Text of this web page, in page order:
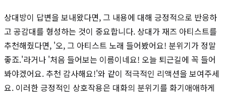
상대방이 답변을 보내왔다면, 그 내용에 대해 긍정적으로 반응하
고 공감대를 형성하는 것이 중요합니다. 상대가 재즈 아티스트를
추천해줬다면, '오, 그 아티스트 노래 들어봤어요! 분위기가 정말
좋죠.'라거나 '처음 들어보는 이름이네요! 오늘 퇴근길에 꼭 들어
봐야겠어요. 추천 감사해요!'와 같이 적극적인 리액션을 보여주세
요. 이러한 긍정적인 상호작용은 대화의 분위기를 화기애애하게